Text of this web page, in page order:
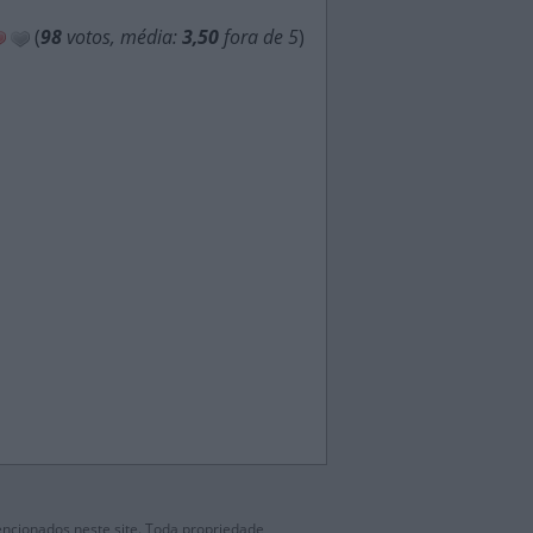
(98 votos, média: 3,50 fora de 5)
neste site. Toda propriedade